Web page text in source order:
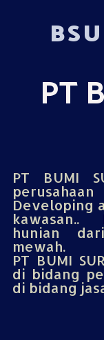
PT
PT BUMI
Developing
kawasan..
hunian
mewah.
PT BUMI
di bidang
di bidang